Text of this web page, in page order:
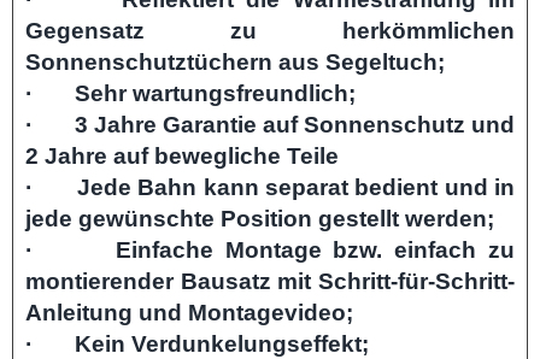
Gegensatz zu herkömmlichen
Sonnenschutztüchern aus Segeltuch;
· Sehr wartungsfreundlich;
· 3 Jahre Garantie auf Sonnenschutz und
2 Jahre auf bewegliche Teile
· Jede Bahn kann separat bedient und in
jede gewünschte Position gestellt werden;
· Einfache Montage bzw. einfach zu
montierender Bausatz mit Schritt-für-Schritt-
Anleitung und Montagevideo;
· Kein Verdunkelungseffekt;